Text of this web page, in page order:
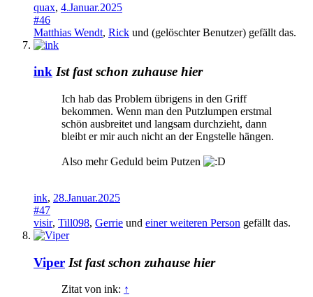
quax, 4.Januar.2025
#46
Matthias Wendt, Rick und (gelöschter Benutzer) gefällt das.
ink Ist fast schon zuhause hier
Ich hab das Problem übrigens in den Griff
bekommen. Wenn man den Putzlumpen erstmal
schön ausbreitet und langsam durchzieht, dann
bleibt er mir auch nicht an der Engstelle hängen.
Also mehr Geduld beim Putzen
ink, 28.Januar.2025
#47
visir, Till098, Gerrie und einer weiteren Person gefällt das.
Viper Ist fast schon zuhause hier
Zitat von ink: ↑